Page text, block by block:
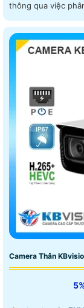
thông qua việc
Camera Thân